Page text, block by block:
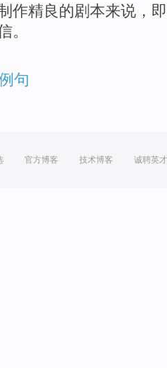
作精良的剧本来说，
。
句
官方博客 技术博客 诚聘英才